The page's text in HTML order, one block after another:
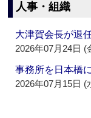
人事・組織
大津賀会長が退
2026年07月24日 (
事務所を日本橋
2026年07月15日 (